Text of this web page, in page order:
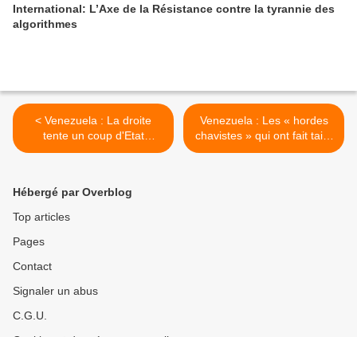
International: L’Axe de la Résistance contre la tyrannie des
algorithmes
< Venezuela : La droite
tente un coup d'Etat
parlementaire
Venezuela : Les « hordes
chavistes » qui ont fait taire
l'Assemblée Nationale >
Hébergé par Overblog
Top articles
Pages
Contact
Signaler un abus
C.G.U.